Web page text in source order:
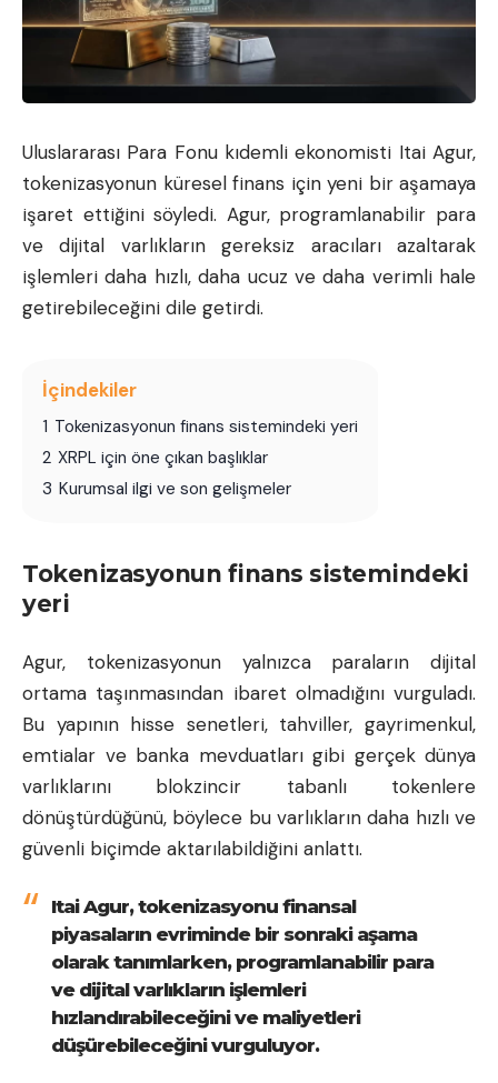
Uluslararası Para Fonu kıdemli ekonomisti Itai Agur,
tokenizasyonun küresel finans için yeni bir aşamaya
işaret ettiğini söyledi. Agur, programlanabilir para
ve dijital varlıkların gereksiz aracıları azaltarak
işlemleri daha hızlı, daha ucuz ve daha verimli hale
getirebileceğini dile getirdi.
İçindekiler
1 Tokenizasyonun finans sistemindeki yeri
2 XRPL için öne çıkan başlıklar
3 Kurumsal ilgi ve son gelişmeler
Tokenizasyonun finans sistemindeki
yeri
Agur, tokenizasyonun yalnızca paraların dijital
ortama taşınmasından ibaret olmadığını vurguladı.
Bu yapının hisse senetleri, tahviller, gayrimenkul,
emtialar ve banka mevduatları gibi gerçek dünya
varlıklarını blokzincir tabanlı tokenlere
dönüştürdüğünü, böylece bu varlıkların daha hızlı ve
güvenli biçimde aktarılabildiğini anlattı.
Itai Agur, tokenizasyonu finansal
piyasaların evriminde bir sonraki aşama
olarak tanımlarken, programlanabilir para
ve dijital varlıkların işlemleri
hızlandırabileceğini ve maliyetleri
düşürebileceğini vurguluyor.